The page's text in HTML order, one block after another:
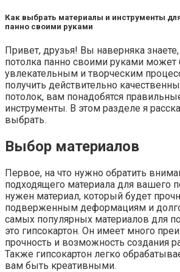
Как выбрать материалы и инструменты
панно своими руками
Привет, друзья! Вы наверняка
потолка панно своими руками может
увлекательным и творческим
получить действительно
потолок, вам понадобятся
инструменты. В этом разделе я
выбрать.
Выбор материалов
Первое, на что нужно обратить
подходящего материала для вашего
нужен материал, который будет
подверженным деформациям и
самых популярных материалов для
это гипсокартон. Он имеет много
прочность и возможность создания
Также гипсокартон легко
вам быть креативными.